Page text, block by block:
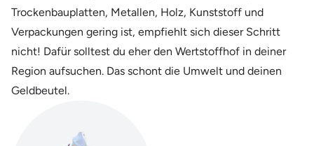
Trockenbauplatten, Metallen, Holz, Kunststoff und
Verpackungen gering ist, empfiehlt sich dieser Schritt
nicht! Dafür solltest du eher den Wertstoffhof in deiner
Region aufsuchen. Das schont die Umwelt und deinen
Geldbeutel.